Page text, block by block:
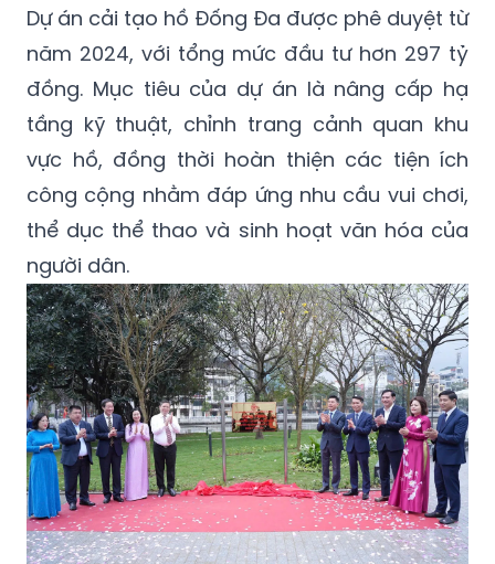
Dự án cải tạo hồ Đống Đa được phê duyệt từ
năm 2024, với tổng mức đầu tư hơn 297 tỷ
đồng. Mục tiêu của dự án là nâng cấp hạ
tầng kỹ thuật, chỉnh trang cảnh quan khu
vực hồ, đồng thời hoàn thiện các tiện ích
công cộng nhằm đáp ứng nhu cầu vui chơi,
thể dục thể thao và sinh hoạt văn hóa của
người dân.